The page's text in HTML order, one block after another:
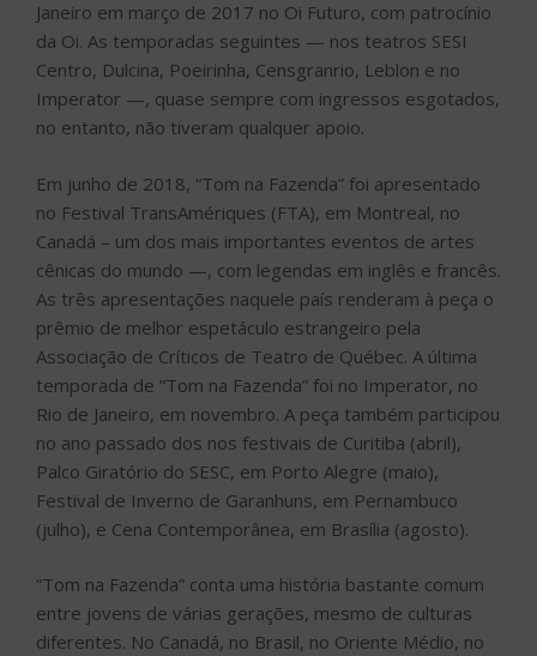
Janeiro em março de 2017 no Oi Futuro, com patrocínio
da Oi. As temporadas seguintes — nos teatros SESI
Centro, Dulcina, Poeirinha, Censgranrio, Leblon e no
Imperator —, quase sempre com ingressos esgotados,
no entanto, não tiveram qualquer apoio.
Em junho de 2018, “Tom na Fazenda” foi apresentado
no Festival TransAmériques (FTA), em Montreal, no
Canadá – um dos mais importantes eventos de artes
cênicas do mundo —, com legendas em inglês e francês.
As três apresentações naquele país renderam à peça o
prêmio de melhor espetáculo estrangeiro pela
Associação de Críticos de Teatro de Québec. A última
temporada de “Tom na Fazenda” foi no Imperator, no
Rio de Janeiro, em novembro. A peça também participou
no ano passado dos nos festivais de Curitiba (abril),
Palco Giratório do SESC, em Porto Alegre (maio),
Festival de Inverno de Garanhuns, em Pernambuco
(julho), e Cena Contemporânea, em Brasília (agosto).
“Tom na Fazenda” conta uma história bastante comum
entre jovens de várias gerações, mesmo de culturas
diferentes. No Canadá, no Brasil, no Oriente Médio, no